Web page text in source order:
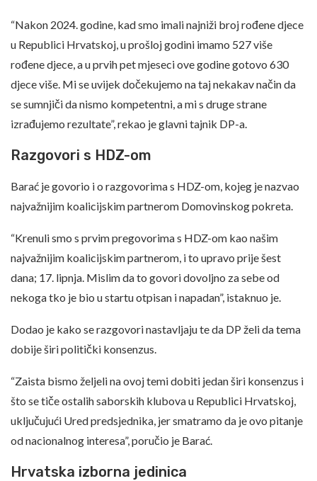
“Nakon 2024. godine, kad smo imali najniži broj rođene djece
u Republici Hrvatskoj, u prošloj godini imamo 527 više
rođene djece, a u prvih pet mjeseci ove godine gotovo 630
djece više. Mi se uvijek dočekujemo na taj nekakav način da
se sumnjiči da nismo kompetentni, a mi s druge strane
izrađujemo rezultate”, rekao je glavni tajnik DP-a.
Razgovori s HDZ-om
Barać je govorio i o razgovorima s HDZ-om, kojeg je nazvao
najvažnijim koalicijskim partnerom Domovinskog pokreta.
“Krenuli smo s prvim pregovorima s HDZ-om kao našim
najvažnijim koalicijskim partnerom, i to upravo prije šest
dana; 17. lipnja. Mislim da to govori dovoljno za sebe od
nekoga tko je bio u startu otpisan i napadan”, istaknuo je.
Dodao je kako se razgovori nastavljaju te da DP želi da tema
dobije širi politički konsenzus.
“Zaista bismo željeli na ovoj temi dobiti jedan širi konsenzus i
što se tiče ostalih saborskih klubova u Republici Hrvatskoj,
uključujući Ured predsjednika, jer smatramo da je ovo pitanje
od nacionalnog interesa”, poručio je Barać.
Hrvatska izborna jedinica